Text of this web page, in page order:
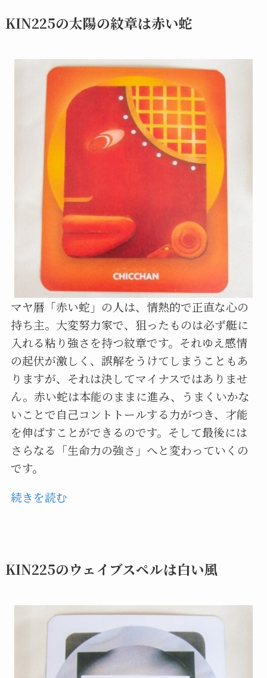
KIN225の太陽の紋章は赤い蛇
マヤ暦「赤い蛇」の人は、情熱的で正直な心の
持ち主。大変努力家で、狙ったものは必ず艇に
入れる粘り強さを持つ紋章です。それゆえ感情
の起伏が激しく、誤解をうけてしまうこともあ
りますが、それは決してマイナスではありませ
ん。赤い蛇は本能のままに進み、うまくいかな
いことで自己コントトールする力がつき、才能
を伸ばすことができるのです。そして最後には
さらなる「生命力の強さ」へと変わっていくの
です。
続きを読む
KIN225のウェイブスペルは白い風